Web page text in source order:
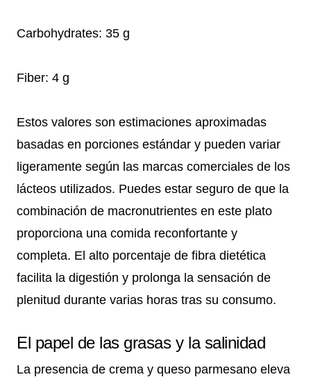
Carbohydrates: 35 g
Fiber: 4 g
Estos valores son estimaciones aproximadas
basadas en porciones estándar y pueden variar
ligeramente según las marcas comerciales de los
lácteos utilizados. Puedes estar seguro de que la
combinación de macronutrientes en este plato
proporciona una comida reconfortante y
completa. El alto porcentaje de fibra dietética
facilita la digestión y prolonga la sensación de
plenitud durante varias horas tras su consumo.
El papel de las grasas y la salinidad
La presencia de crema y queso parmesano eleva